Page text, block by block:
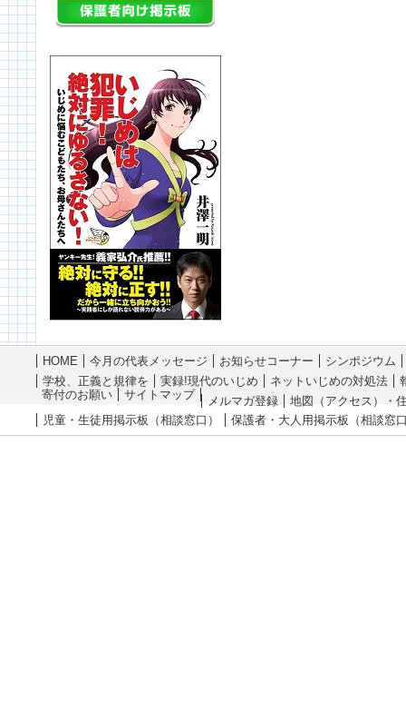
HOME 今月の代表メッセージ お知らせコーナー
シンポジウム
学校、正義と規律を
実録!現代のいじめ ネットいじめの対処法
寄付のお願い
サイトマップ メルマガ登録
地図（アクセス）・
児童・生徒用掲示板（相談窓口）
保護者・大人用掲示板（相談窓